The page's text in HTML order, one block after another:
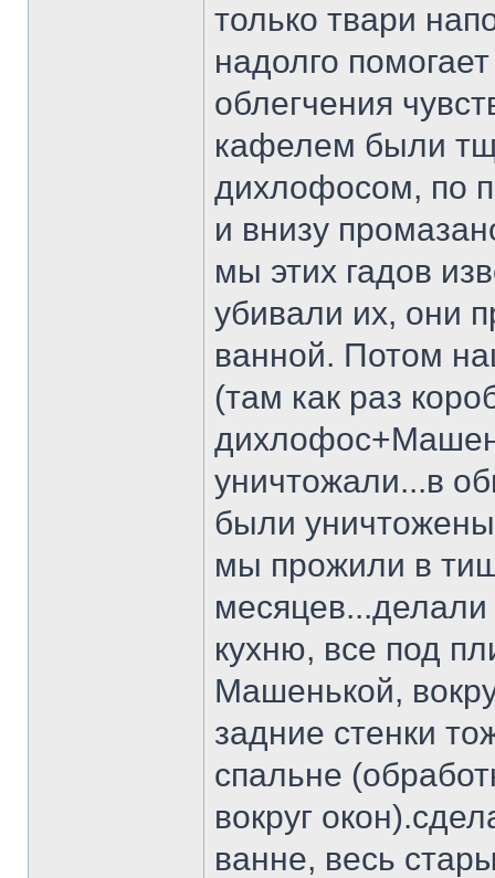
только твари
надолго
облегчения
кафелем были
дихлофосом, по
и внизу
мы этих гадов
убивали их, они
ванной. Потом
(там как раз
уничтожали...в
были
мы прожили в
месяцев...делали
кухню, все под
Машенькой,
задние стенки
спальне
вокруг
ванне, весь